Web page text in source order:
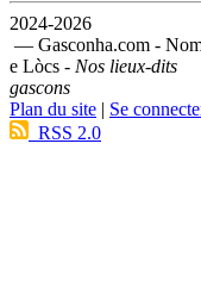
2024-2026
— Gasconha.com -
e Lòcs - Nos lieux-dits
gascons
Plan du site | Se
RSS 2.0